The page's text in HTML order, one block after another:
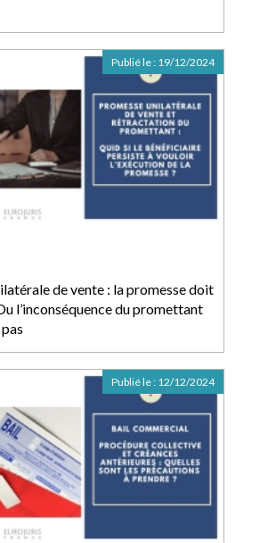
de vente : la promesse doit
l’inconséquence du promettant
Publié le : 19/12/2024
Publié le : 12/12/2024